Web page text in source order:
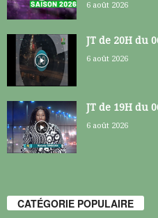
6 août 2026
JT de 20H du
6 août 2026
JT de 19H du
6 août 2026
CATÉGORIE POPULAIRE